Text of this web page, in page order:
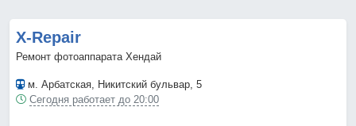
X-Repair
Ремонт фотоаппарата Хендай
м. Арбатская , Никитский бульвар, 5
Сегодня работает до 20:00